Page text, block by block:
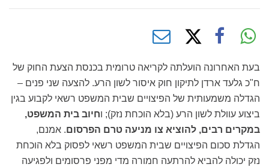
בעת האחרונה הועלתה לקריאה טרומית בכנסת הצעת החוק של
ח"כ גלעד ארדן לתיקון חוק איסור לשון הרע. להצעה שני פנים –
הגדלה משמעותית של הפיצויים שבית המשפט רשאי לקבוע בגין
ביצוע עוולת לשון הרע (בלא הוכחת נזק); וחיוב בית המשפט,
במקרים רבים, להוציא צו מניעה טרם הפרסום. אמנם,
הגדלת סכום הפיצויים שבית המשפט רשאי לפסוק בלא הוכחת
נזק יכולה להביא להרתעה חמורה מדי מפני פרסומים ולפגיעה